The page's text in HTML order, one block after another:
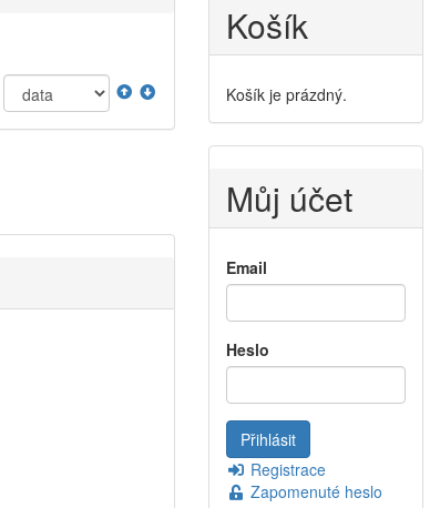
Košík
Košík je prázdný.
Můj účet
Email
Heslo
Registrace
Zapomenuté heslo